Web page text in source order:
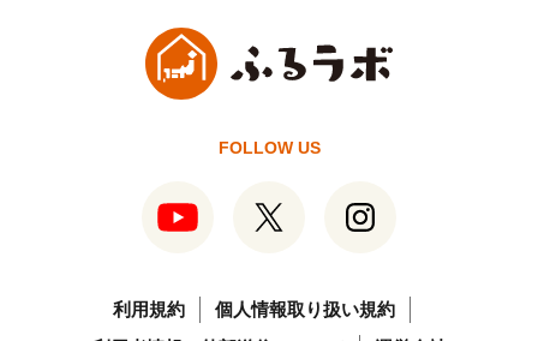
FOLLOW US
利用規約
個人情報取り扱い規約